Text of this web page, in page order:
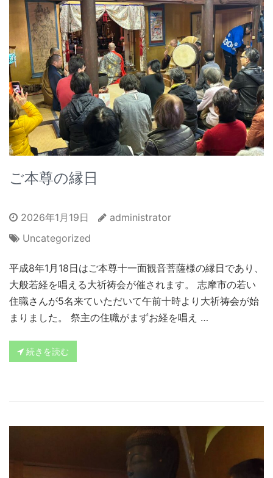
ご本尊の縁日
2026年1月19日
administrator
Uncategorized
平成8年1月18日はご本尊十一面観音菩薩様の縁日であり、
大般若経を唱える大祈祷会が催されます。 志摩市の若い
住職さんが5名来ていただいて午前十時より大祈祷会が始
まりました。 祭主の住職がまずお経を唱え …
続きを読む